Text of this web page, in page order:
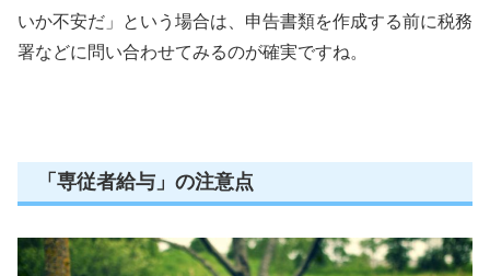
いか不安だ」という場合は、申告書類を作成する前に税務
署などに問い合わせてみるのが確実ですね。
「専従者給与」の注意点